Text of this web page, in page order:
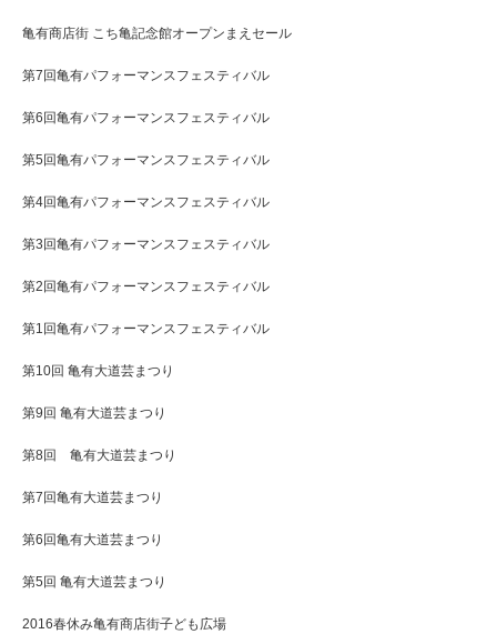
亀有商店街 こち亀記念館オープンまえセール
第7回亀有パフォーマンスフェスティバル
第6回亀有パフォーマンスフェスティバル
第5回亀有パフォーマンスフェスティバル
第4回亀有パフォーマンスフェスティバル
第3回亀有パフォーマンスフェスティバル
第2回亀有パフォーマンスフェスティバル
第1回亀有パフォーマンスフェスティバル
第10回 亀有大道芸まつり
第9回 亀有大道芸まつり
第8回 亀有大道芸まつり
第7回亀有大道芸まつり
第6回亀有大道芸まつり
第5回 亀有大道芸まつり
2016春休み亀有商店街子ども広場